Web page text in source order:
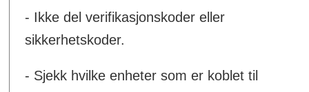
- Ikke del verifikasjonskoder eller
sikkerhetskoder.
- Sjekk hvilke enheter som er koblet til